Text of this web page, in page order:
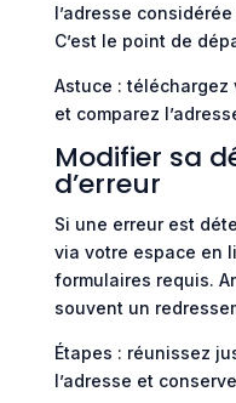
l’adresse
C’est le point de
Astuce : téléchargez
et comparez
Modifier sa
d’erreur
Si une erreur est
via votre espace en
formulaires requis.
souvent un
Étapes : réunissez
l’adresse et